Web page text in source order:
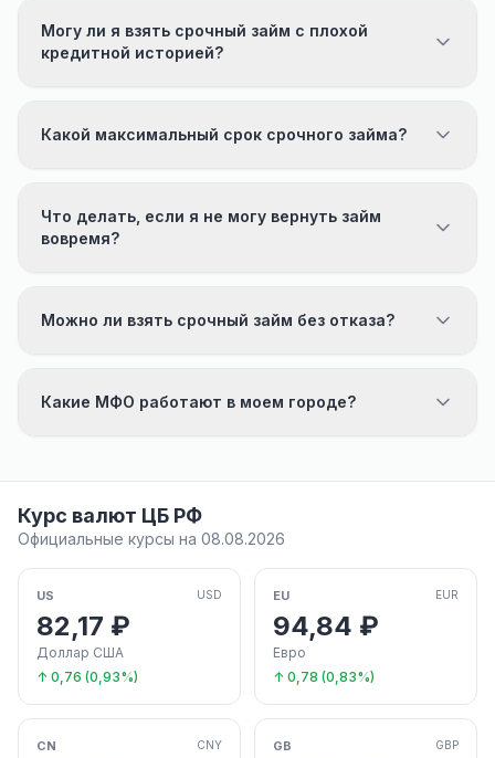
Могу ли я взять срочный займ с плохой
кредитной историей?
Какой максимальный срок срочного займа?
Что делать, если я не могу вернуть займ
вовремя?
Можно ли взять срочный займ без отказа?
Какие МФО работают в моем городе?
Курс валют ЦБ РФ
Официальные курсы на 08.08.2026
US USD
82,17 ₽
Доллар США
↑ 0,76 (0,93%)
EU EUR
94,84 ₽
Евро
↑ 0,78 (0,83%)
CN CNY GB GBP